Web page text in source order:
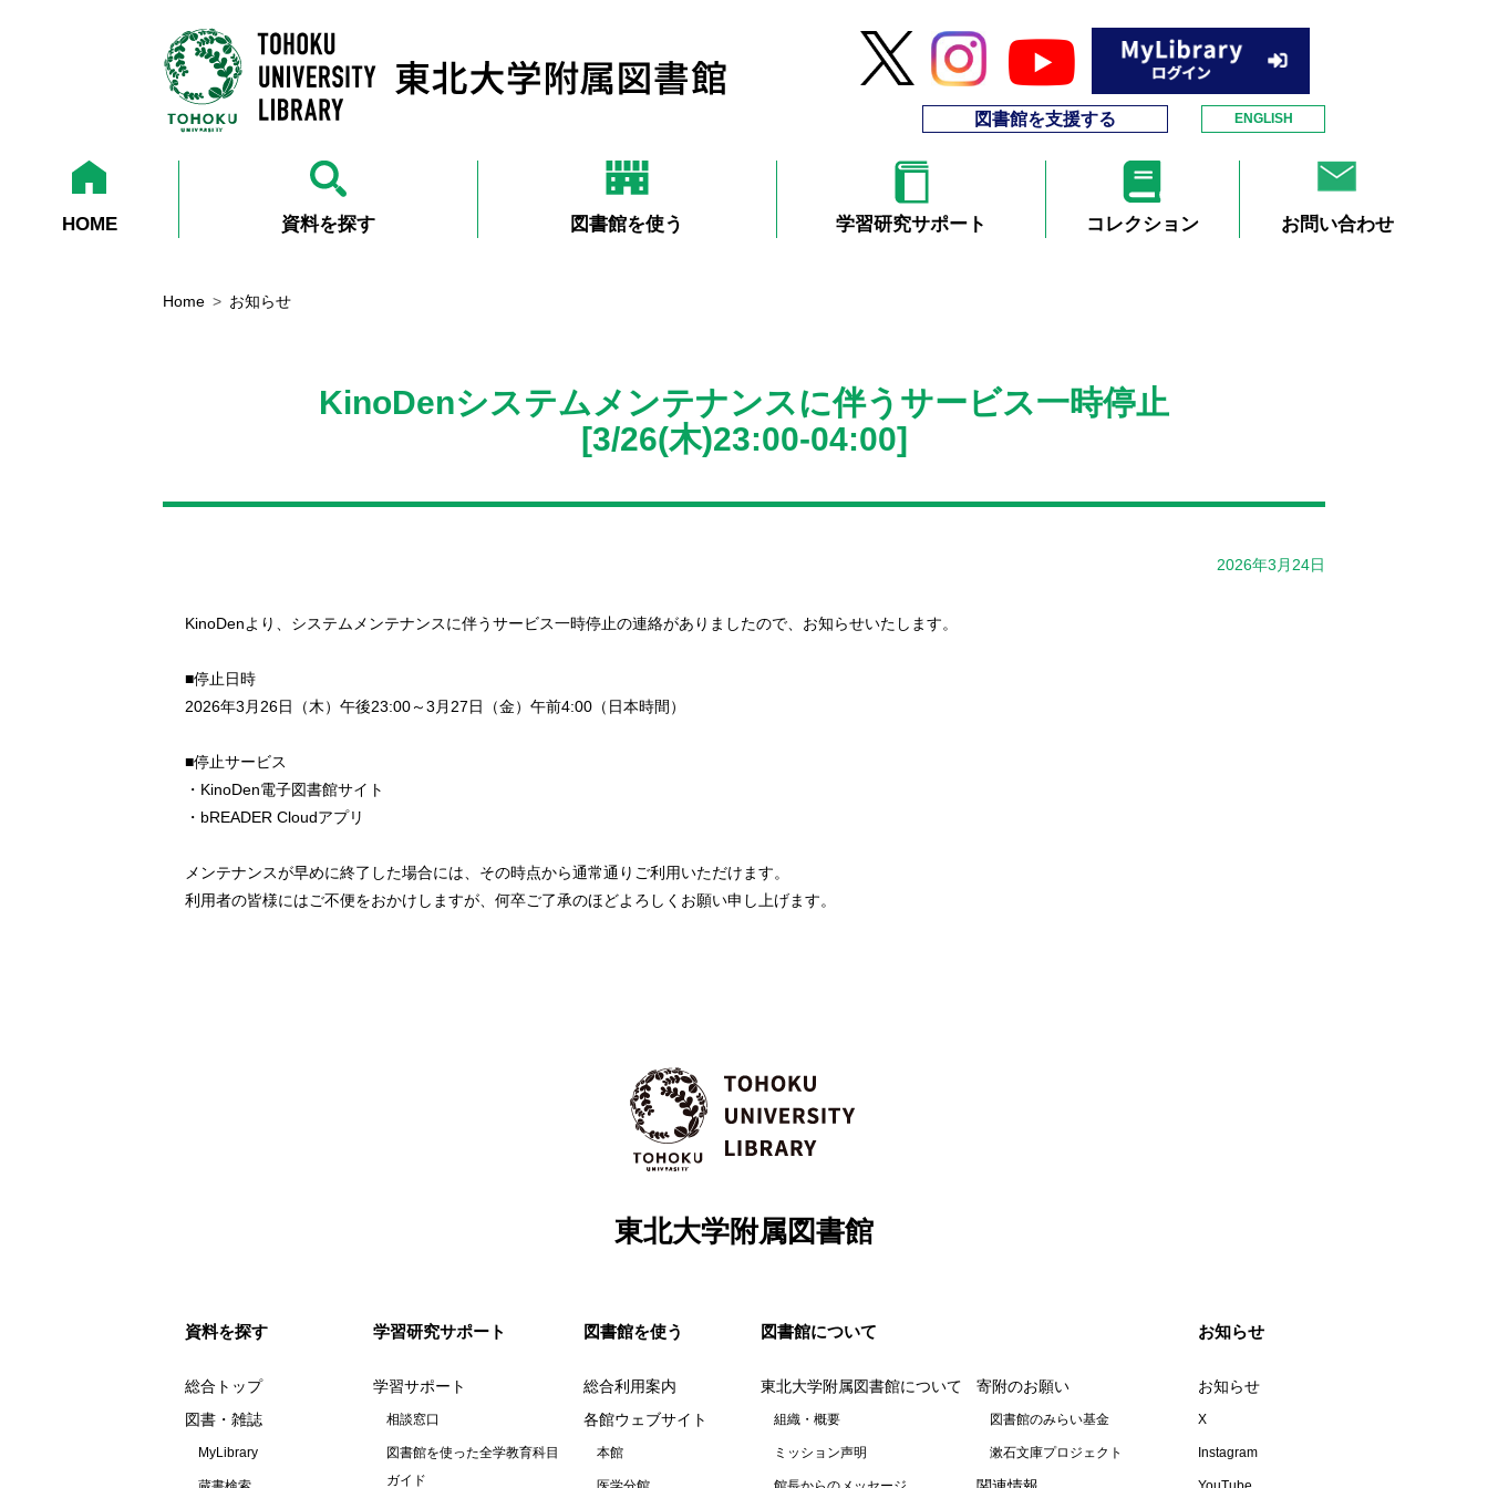
ENGLISH
図書館を支援する
HOME 資料を探す 図書館を使う 学習研究サポート コレクション お問い合わせ
Home お知らせ
KinoDenシステムメンテナンスに伴うサービス一時停止
[3/26(木)23:00-04:00]
2026年3月24日
KinoDenより、システムメンテナンスに伴うサービス一時停止の連絡がありましたので、お知らせいたします。
■停止日時
2026年3月26日（木）午後23:00～3月27日（金）午前4:00（日本時間）
■停止サービス
・KinoDen電子図書館サイト
・bREADER Cloudアプリ
メンテナンスが早めに終了した場合には、その時点から通常通りご利用いただけます。
利用者の皆様にはご不便をおかけしますが、何卒ご了承のほどよろしくお願い申し上げます。
東北大学附属図書館
資料を探す
総合トップ
図書・雑誌
MyLibrary
学習研究サポート
学習サポート
相談窓口
図書館を使った全学教育科目
ガイド
図書館を使う
総合利用案内
各館ウェブサイト
本館
図書館について
東北大学附属図書館について
組織・概要
ミッション声明
寄附のお願い
図書館のみらい基金
漱石文庫プロジェクト
お知らせ
お知らせ
X
Instagram